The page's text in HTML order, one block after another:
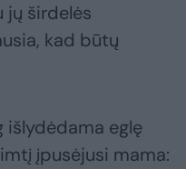
jų širdelės
kad būtų
išlydėdama eglę
įpusėjusi mama: